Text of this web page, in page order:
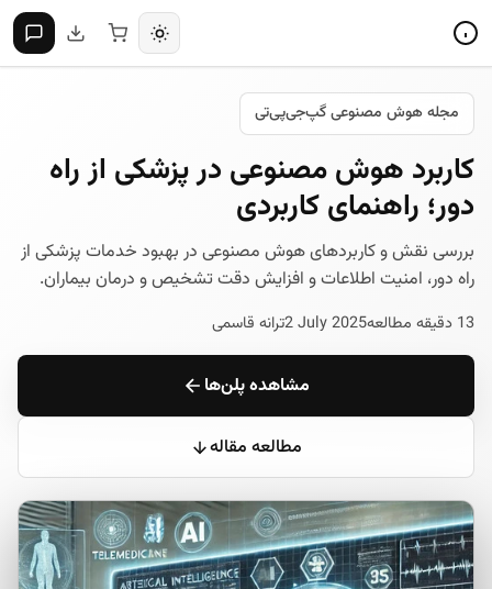
مجله هوش مصنوعی گپ‌جی‌پی‌تی
کاربرد هوش مصنوعی در پزشکی از راه
دور؛ راهنمای کاربردی
بررسی نقش و کاربردهای هوش مصنوعی در بهبود خدمات پزشکی از
راه دور، امنیت اطلاعات و افزایش دقت تشخیص و درمان بیماران.
13 دقیقه مطالعه 2 July 2025ترانه قاسمی
مشاهده پلن‌ها
مطالعه مقاله